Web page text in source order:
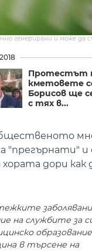
генерирани и може да
Протестът
кметовете
Борисов ще
с тях в...
"прегърнати"
дори как
на службите за
в търсене на